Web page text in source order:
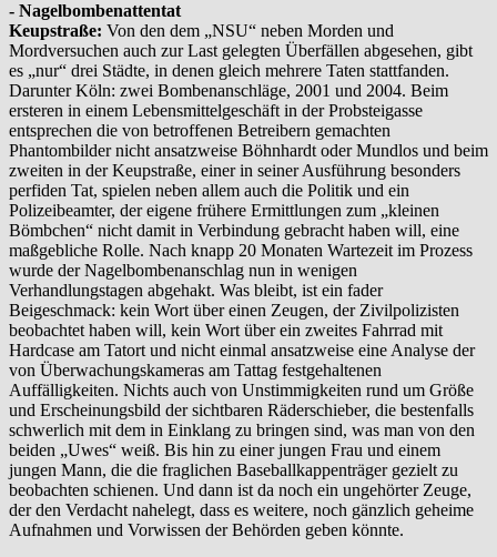
- Nagelbombenattentat
Keupstraße: Von den dem „NSU“ neben Morden und
Mordversuchen auch zur Last gelegten Überfällen abgesehen, gibt
es „nur“ drei Städte, in denen gleich mehrere Taten stattfanden.
Darunter Köln: zwei Bombenanschläge, 2001 und 2004. Beim
ersteren in einem Lebensmittelgeschäft in der Probsteigasse
entsprechen die von betroffenen Betreibern gemachten
Phantombilder nicht ansatzweise Böhnhardt oder Mundlos und beim
zweiten in der Keupstraße, einer in seiner Ausführung besonders
perfiden Tat, spielen neben allem auch die Politik und ein
Polizeibeamter, der eigene frühere Ermittlungen zum „kleinen
Bömbchen“ nicht damit in Verbindung gebracht haben will, eine
maßgebliche Rolle. Nach knapp 20 Monaten Wartezeit im Prozess
wurde der Nagelbombenanschlag nun in wenigen
Verhandlungstagen abgehakt. Was bleibt, ist ein fader
Beigeschmack: kein Wort über einen Zeugen, der Zivilpolizisten
beobachtet haben will, kein Wort über ein zweites Fahrrad mit
Hardcase am Tatort und nicht einmal ansatzweise eine Analyse der
von Überwachungskameras am Tattag festgehaltenen
Auffälligkeiten. Nichts auch von Unstimmigkeiten rund um Größe
und Erscheinungsbild der sichtbaren Räderschieber, die bestenfalls
schwerlich mit dem in Einklang zu bringen sind, was man von den
beiden „Uwes“ weiß. Bis hin zu einer jungen Frau und einem
jungen Mann, die die fraglichen Baseballkappenträger gezielt zu
beobachten schienen. Und dann ist da noch ein ungehörter Zeuge,
der den Verdacht nahelegt, dass es weitere, noch gänzlich geheime
Aufnahmen und Vorwissen der Behörden geben könnte.